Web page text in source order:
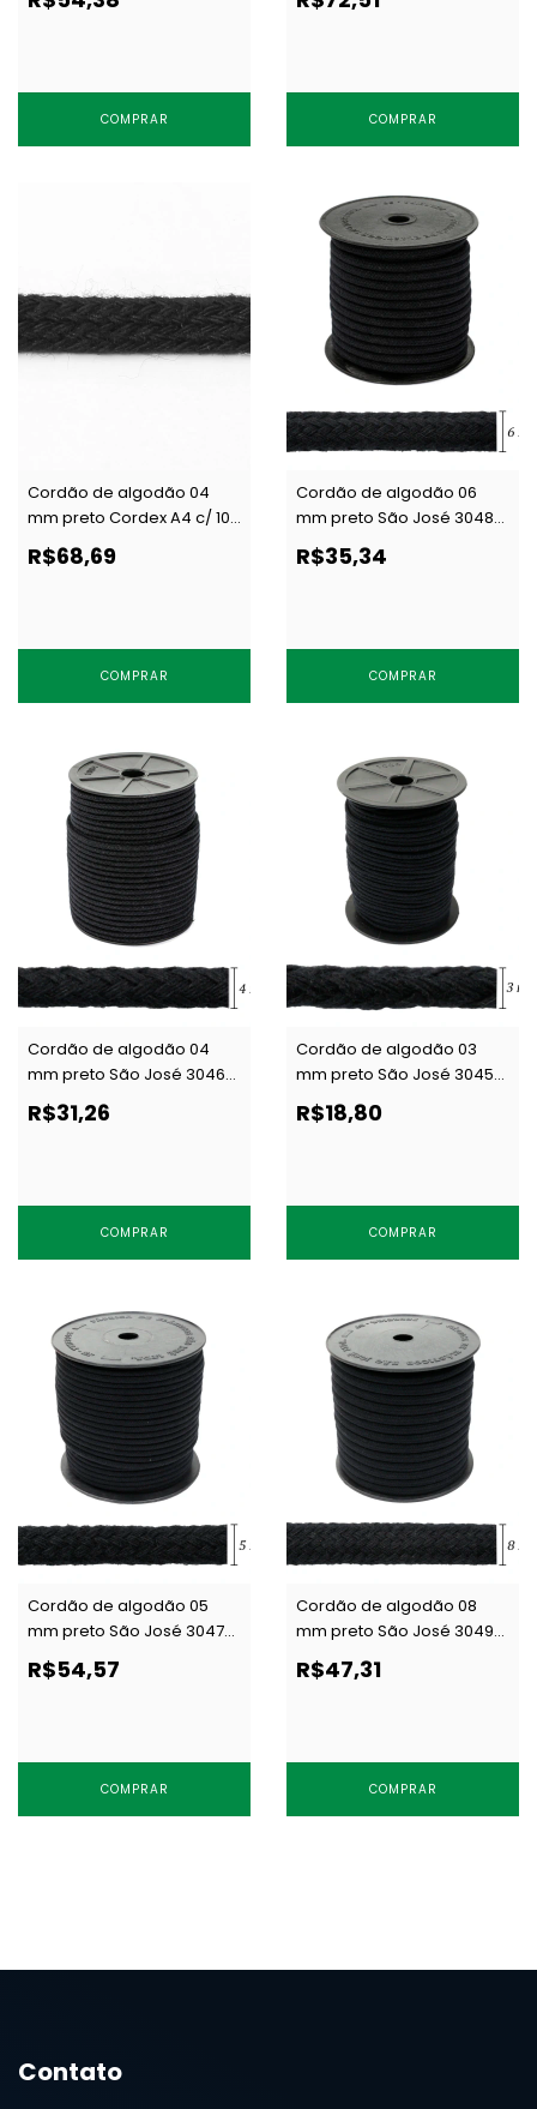
COMPRAR COMPRAR
Cordão de algodão 04
mm preto Cordex A4 c/ 100
R$68,69
COMPRAR
Cordão de algodão 06
mm preto São José 3048
c/ 20 m
R$35,34
COMPRAR
Cordão de algodão 04
mm preto São José 3046
c/ 50 m
R$31,26
COMPRAR
Cordão de algodão 03
mm preto São José 3045
c/ 50 m
R$18,80
COMPRAR
Cordão de algodão 05
mm preto São José 3047
c/ 50 m
R$54,57
COMPRAR
Cordão de algodão 08
mm preto São José 3049
c/ 20 m
R$47,31
COMPRAR
Contato